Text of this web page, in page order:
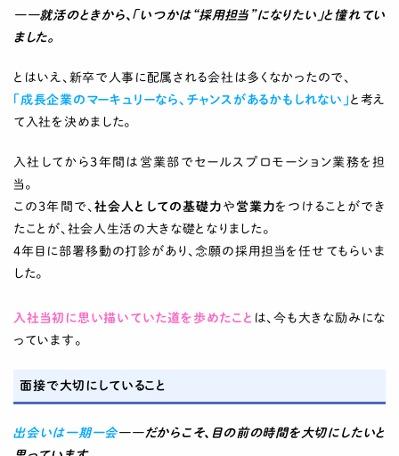
――就活のときから、「いつかは“採用担当”になりたい」と憧れてい
ました。
とはいえ、新卒で人事に配属される会社は多くなかったので、
「成長企業のマーキュリーなら、チャンスがあるかもしれない」 と考え
て入社を決めました。
入社してから3年間は営業部でセールスプロモーション業務を担
当。
この3年間で、社会人としての基礎力 や 営業力をつけることができ
たことが、社会人生活の大きな礎となりました。
4年目に部署移動の打診があり、念願の採用担当を任せてもらいま
した。
入社当初に思い描いていた道を歩めたこと は、今も大きな励みにな
っています。
面接で大切にしていること
出会いは一期一会――だからこそ、目の前の時間を大切にしたいと